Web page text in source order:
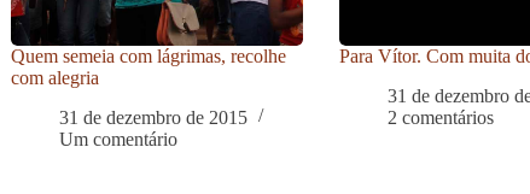
Quem semeia com lágrimas, recolhe
com alegria
31 de dezembro de 2015
Um comentário
Para Vítor. Com muita
31 de dezembro
2 comentários